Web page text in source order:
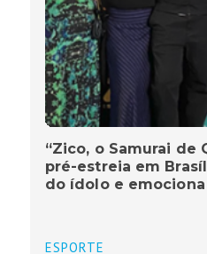
“Zico, o Samurai de
pré-estreia em
do ídolo e
ESPORTE